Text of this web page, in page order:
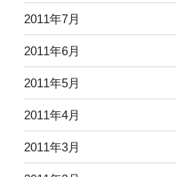
2011年7月
2011年6月
2011年5月
2011年4月
2011年3月